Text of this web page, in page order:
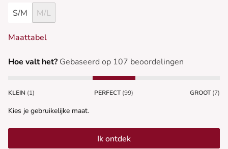
S/M M/L
Maattabel
Hoe valt het? Gebaseerd op 107 beoordelingen
KLEIN (1) PERFECT (99) GROOT (7)
Kies je gebruikelijke maat.
Ik ontdek